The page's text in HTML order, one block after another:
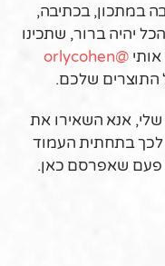
במתכון, בכתיבה,
יהיה ברור, שתכינו
@orlycohen
התוצרים שלכם.
אנא השאירו את
בתחתית העמוד
פעם שאפרסם כאן.